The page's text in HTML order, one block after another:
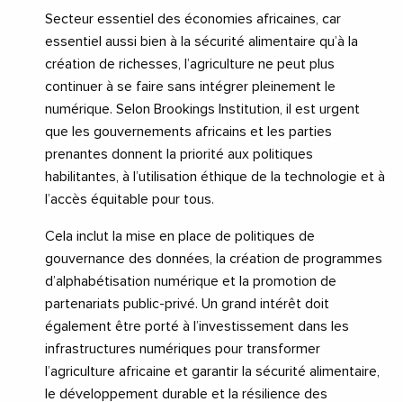
Secteur essentiel des économies africaines, car
essentiel aussi bien à la sécurité alimentaire qu’à la
création de richesses, l’agriculture ne peut plus
continuer à se faire sans intégrer pleinement le
numérique. Selon Brookings Institution, il est urgent
que les gouvernements africains et les parties
prenantes donnent la priorité aux politiques
habilitantes, à l’utilisation éthique de la technologie et à
l’accès équitable pour tous.
Cela inclut la mise en place de politiques de
gouvernance des données, la création de programmes
d’alphabétisation numérique et la promotion de
partenariats public-privé. Un grand intérêt doit
également être porté à l’investissement dans les
infrastructures numériques pour transformer
l’agriculture africaine et garantir la sécurité alimentaire,
le développement durable et la résilience des